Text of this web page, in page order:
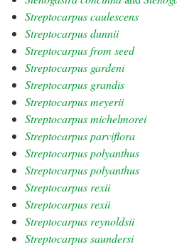
Streptocarpus caulescens
Streptocarpus dunnii
Streptocarpus from seed
Streptocarpus gardeni
Streptocarpus grandis
Streptocarpus meyerii
Streptocarpus michelmorei
Streptocarpus parviflora
Streptocarpus polyanthus
Streptocarpus polyanthus
Streptocarpus rexii
Streptocarpus rexii
Streptocarpus reynoldsii
Streptocarpus saundersi